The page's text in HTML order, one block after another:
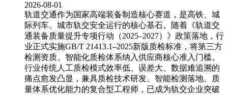
2026-08-01
轨道交通作为国家高端装备制造核心赛道，是高铁、城
际列车、城市轨交安全运行的核心基石。随着《轨道交
通装备质量提升专项行动（2025–2027）》政策落地，行
业正式实施GB/T 21413.1–2025新版质检标准，将第三方
检测资质、智能化质检体系纳入供应商核心准入门槛。
行业传统人工质检模式效率低、误差大、数据难追溯的
痛点愈发凸显，兼具质检技术研发、智能检测落地、质
量体系优化能力的复合型工程师，已成为轨交企业突破